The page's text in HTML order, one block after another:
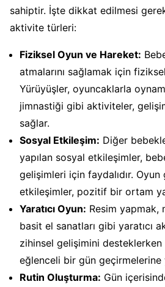
sahiptir. İşte dikkat edilmesi
aktivite türleri:
Fiziksel Oyun ve Hareket:
atmalarını sağlamak için
Yürüyüşler, oyuncaklarla
jimnastiği gibi aktiviteler,
sağlar.
Sosyal Etkileşim: Diğer
yapılan sosyal etkileşimler,
gelişimleri için faydalıdır.
etkileşimler, pozitif bir ortam
Yaratıcı Oyun: Resim yapmak,
basit el sanatları gibi yaratıcı
zihinsel gelişimini desteklerken
eğlenceli bir gün geçirmelerine
Rutin Oluşturma: Gün